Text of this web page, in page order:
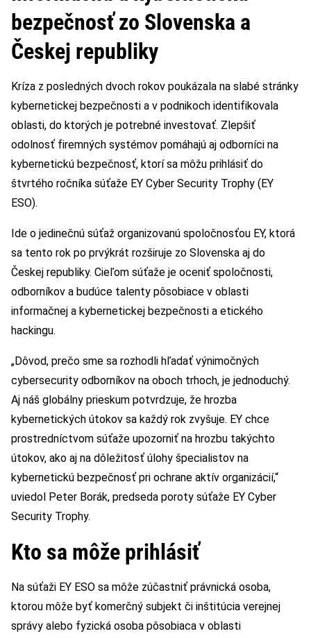
bezpečnosť zo Slovenska a
Českej republiky
Kríza z posledných dvoch rokov poukázala na slabé stránky
kybernetickej bezpečnosti a v podnikoch identifikovala
oblasti, do ktorých je potrebné investovať. Zlepšiť
odolnosť firemných systémov pomáhajú aj odborníci na
kybernetickú bezpečnosť, ktorí sa môžu prihlásiť do
štvrtého ročníka súťaže EY Cyber Security Trophy (EY
ESO).
Ide o jedinečnú súťaž organizovanú spoločnosťou EY, ktorá
sa tento rok po prvýkrát rozširuje zo Slovenska aj do
Českej republiky. Cieľom súťaže je oceniť spoločnosti,
odborníkov a budúce talenty pôsobiace v oblasti
informačnej a kybernetickej bezpečnosti a etického
hackingu.
„Dôvod, prečo sme sa rozhodli hľadať výnimočných
cybersecurity odborníkov na oboch trhoch, je jednoduchý.
Aj náš globálny prieskum potvrdzuje, že hrozba
kybernetických útokov sa každý rok zvyšuje. EY chce
prostredníctvom súťaže upozorniť na hrozbu takýchto
útokov, ako aj na dôležitosť úlohy špecialistov na
kybernetickú bezpečnosť pri ochrane aktív organizácií,“
uviedol Peter Borák, predseda poroty súťaže EY Cyber
Security Trophy.
Kto sa môže prihlásiť
Na súťaži EY ESO sa môže zúčastniť právnická osoba,
ktorou môže byť komerčný subjekt či inštitúcia verejnej
správy alebo fyzická osoba pôsobiaca v oblasti